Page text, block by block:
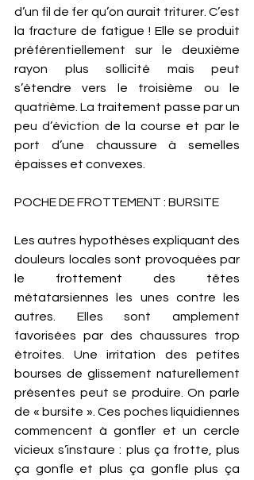
d’un fil de fer qu’on aurait triturer. C’est
la fracture de fatigue ! Elle se produit
préférentiellement sur le deuxième
rayon plus sollicité mais peut
s’étendre vers le troisième ou le
quatrième. La traitement passe par un
peu d’éviction de la course et par le
port d’une chaussure à semelles
épaisses et convexes.
POCHE DE FROTTEMENT : BURSITE
Les autres hypothèses expliquant des
douleurs locales sont provoquées par
le frottement des têtes
métatarsiennes les unes contre les
autres. Elles sont amplement
favorisées par des chaussures trop
étroites. Une irritation des petites
bourses de glissement naturellement
présentes peut se produire. On parle
de « bursite ». Ces poches liquidiennes
commencent à gonfler et un cercle
vicieux s’instaure : plus ça frotte, plus
ça gonfle et plus ça gonfle plus ça